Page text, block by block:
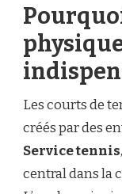
Les courts de
créés par des
Service tennis
central dans la